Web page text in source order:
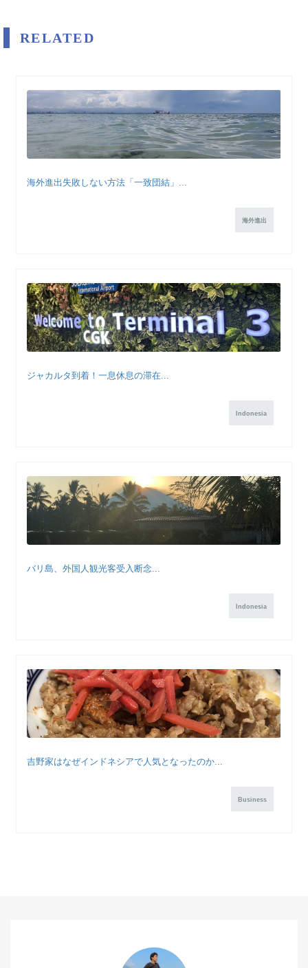
RELATED
海外進出失敗しない方法「一致団結」...
海外進出
ジャカルタ到着！一息休息の滞在...
Indonesia
バリ島、外国人観光客受入断念...
Indonesia
吉野家はなぜインドネシアで人気となったのか...
Business